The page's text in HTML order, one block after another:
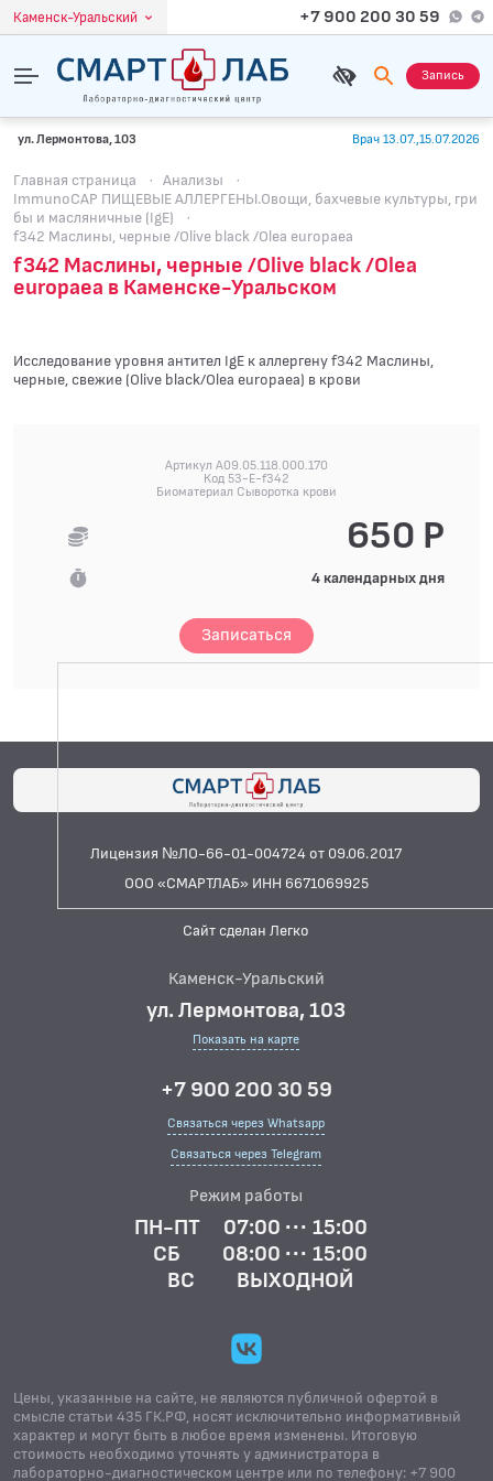
Каменск-Уральский +7 900 200 30 59
Запись
ул. Лермонтова, 103 Врач 13.07.,15.07.2026
Главная страница · Анализы
·
ImmunoCAP ПИЩЕВЫЕ АЛЛЕРГЕНЫ.Овощи, бахчевые культуры, гри
бы и масляничные (IgE)
·
f342 Маслины, черные /Olive black /Olea europaea
f342 Маслины, черные /Olive black /Olea
europaea в Каменске-Уральском
Исследование уровня антител IgE к аллергену f342 Маслины,
черные, свежие (Olive black/Olea europaea) в крови
Артикул A09.05.118.000.170
Код 53-E-f342
Биоматериал Сыворотка крови
650 Р
4 календарных дня
Записаться
Лицензия №ЛО-66-01-004724 от 09.06.2017
ООО «СМАРТЛАБ» ИНН 6671069925
Сайт сделан Легко
Каменск-Уральский
ул. Лермонтова, 103
Показать на карте
+7 900 200 30 59
Связаться через Whatsapp
Связаться через Telegram
Режим работы
ПН-ПТ
07:00 ··· 15:00
СБ
08:00 ··· 15:00
ВС
ВЫХОДНОЙ
Цены, указанные на сайте, не являются публичной офертой в
смысле статьи 435 ГК.РФ, носят исключительно информативный
характер и могут быть в любое время изменены. Итоговую
стоимость необходимо уточнять у администратора в
лабораторно-диагностическом центре или по телефону: +7 900